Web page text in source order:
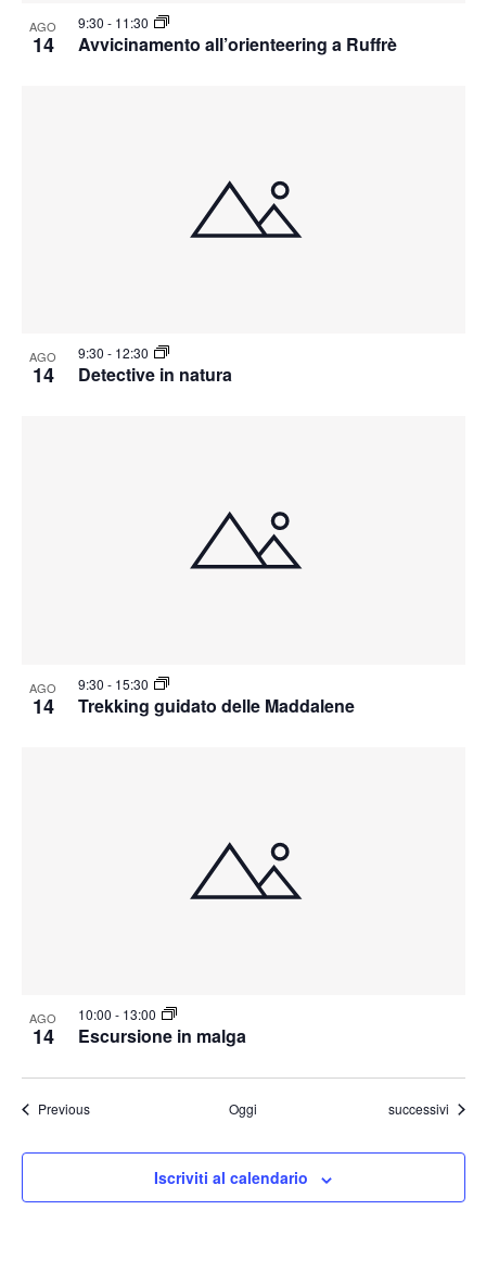
AGO
14 Avvicinamento all’orienteering a Ruffrè
9:30 - 11:30
AGO
14 Detective in natura
9:30 - 12:30
AGO
14 Trekking guidato delle Maddalene
9:30 - 15:30
AGO
14 Escursione in malga
10:00 - 13:00
PreviousEventi Oggi Eventi
successivi
Iscriviti al calendario